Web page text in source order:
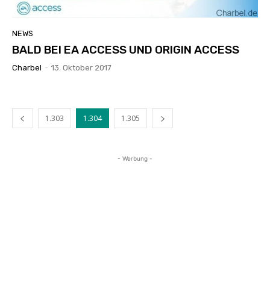
NEWS
BALD BEI EA ACCESS UND ORIGIN ACCESS
Charbel - 13. Oktober 2017
1.303 1.304 1.305
- Werbung -